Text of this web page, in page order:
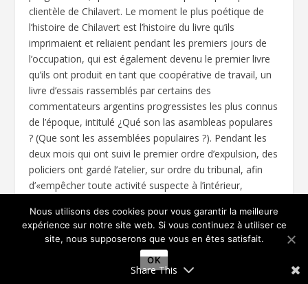
clientèle de Chilavert. Le moment le plus poétique de
l’histoire de Chilavert est l’histoire du livre qu’ils
imprimaient et reliaient pendant les premiers jours de
l’occupation, qui est également devenu le premier livre
qu’ils ont produit en tant que coopérative de travail, un
livre d’essais rassemblés par certains des
commentateurs argentins progressistes les plus connus
de l’époque, intitulé ¿Qué son las asambleas populares
? (Que sont les assemblées populaires ?). Pendant les
deux mois qui ont suivi le premier ordre d’expulsion, des
policiers ont gardé l’atelier, sur ordre du tribunal, afin
d’«empêcher toute activité suspecte à l’intérieur,
avec impertinence le collectif de journalistes Lavaca12.
Les travailleurs à l’intérieur ont finalement livré le livre
en le faisant passer par un trou qu’ils ont creusé dans le
mur reliant l’imprimerie à la maison d’un voisin. Le
Share This
Nous utilisons des cookies pour vous garantir la meilleure
expérience sur notre site web. Si vous continuez à utiliser ce
site, nous supposerons que vous en êtes satisfait.
OK